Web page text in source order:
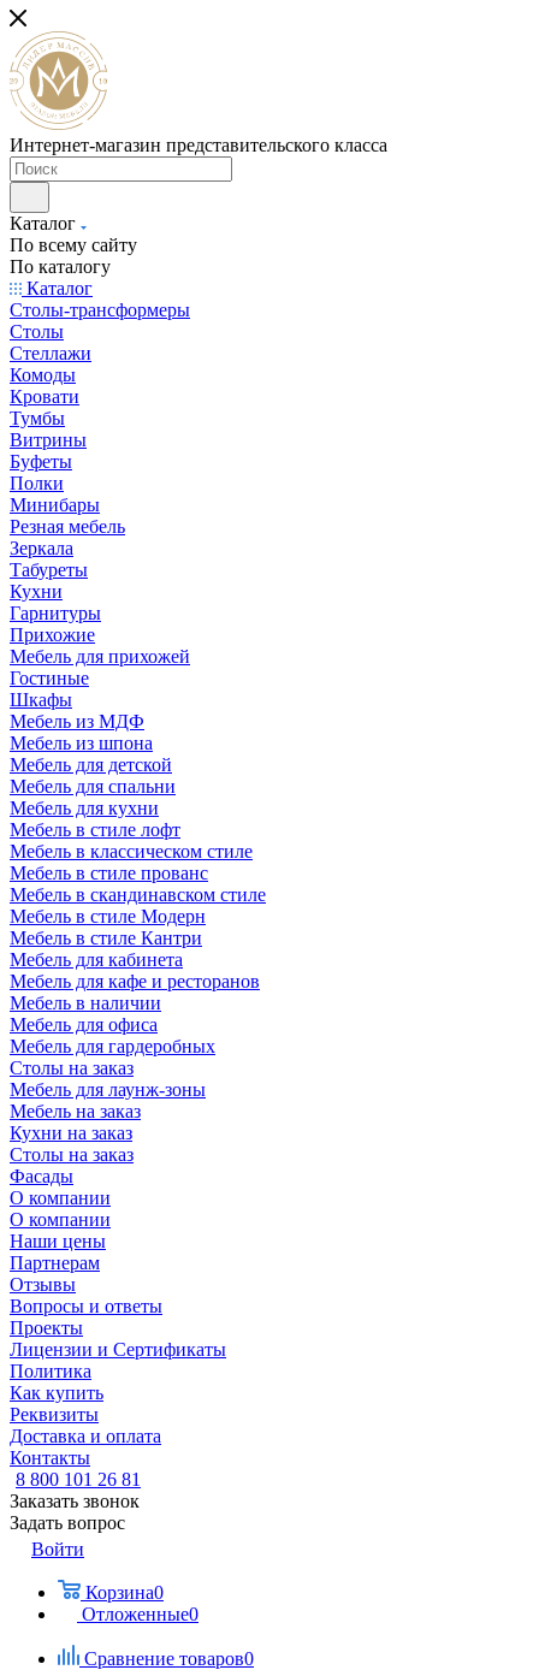
Интернет-магазин представительского класса
Каталог
По всему сайту
По каталогу
Каталог
Столы-трансформеры
Столы
Стеллажи
Комоды
Кровати
Тумбы
Витрины
Буфеты
Полки
Минибары
Резная мебель
Зеркала
Табуреты
Кухни
Гарнитуры
Прихожие
Мебель для прихожей
Гостиные
Шкафы
Мебель из МДФ
Мебель из шпона
Мебель для детской
Мебель для спальни
Мебель для кухни
Мебель в стиле лофт
Мебель в классическом стиле
Мебель в стиле прованс
Мебель в скандинавском стиле
Мебель в стиле Модерн
Мебель в стиле Кантри
Мебель для кабинета
Мебель для кафе и ресторанов
Мебель в наличии
Мебель для офиса
Мебель для гардеробных
Столы на заказ
Мебель для лаунж-зоны
Мебель на заказ
Кухни на заказ
Столы на заказ
Фасады
О компании
О компании
Наши цены
Партнерам
Отзывы
Вопросы и ответы
Проекты
Лицензии и Сертификаты
Политика
Как купить
Реквизиты
Доставка и оплата
Контакты
8 800 101 26 81
Заказать звонок
Задать вопрос
Войти
Корзина0
Отложенные0
Сравнение товаров0